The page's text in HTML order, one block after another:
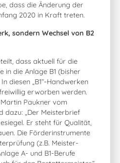
dass die Änderung der
2020 in Kraft treten.
sondern Wechsel von B2
dass aktuell für die
in die Anlage B1 (bisher
diesen „B1“-Handwerken
erworben werden.
Paukner vom
dazu: „Der Meisterbrief
Er steht für Qualität,
Die Förderinstrumente
(z.B. Meister-
A- und B1-Berufe